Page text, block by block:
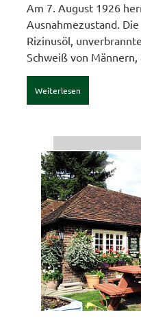
Am 7. August 1926
Ausnahmezustand.
Rizinusöl,
Schweiß von
Weiterlesen